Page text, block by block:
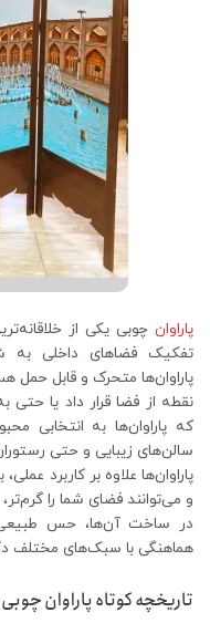
پاراوان چوبی یکی از
تفکیک فضاهای داخلی به
پاراوان‌ها متحرک و قابل حمل
نقطه از فضا قرار داد یا
که پاراوان‌ها به انتخابی
سالن‌های زیبایی و حتی
پاراوان‌ها علاوه بر کاربرد
و می‌توانند فضای شما را
در ساخت آن‌ها، حس طبیعی
هماهنگی با سبک‌های مختلف
تاریخچه کوتاه پاراوان چوبی